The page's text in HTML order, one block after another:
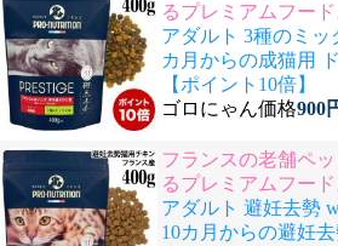
るプレミアムフード
アダルト 3種のミッ
カ月からの成猫用
【ポイント10倍】
ゴロにゃん価格900
フランスの老舗ペ
るプレミアムフード
アダルト 避妊去勢
10カ月からの避妊